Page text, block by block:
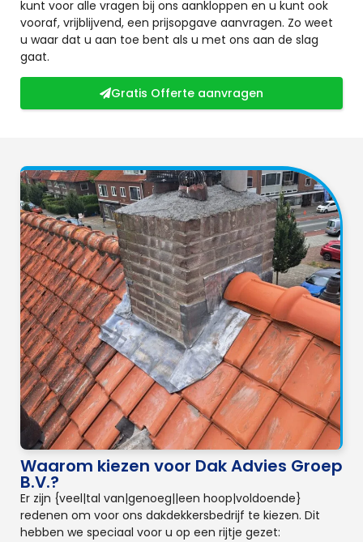
kunt voor alle vragen bij ons aankloppen en u kunt ook
vooraf, vrijblijvend, een prijsopgave aanvragen. Zo weet
u waar dat u aan toe bent als u met ons aan de slag
gaat.
Gratis Offerte aanvragen
Waarom kiezen voor Dak Advies Groep
B.V.?
Er zijn {veel|tal van|genoeg||een hoop|voldoende}
redenen om voor ons dakdekkersbedrijf te kiezen. Dit
hebben we speciaal voor u op een rijtje gezet: